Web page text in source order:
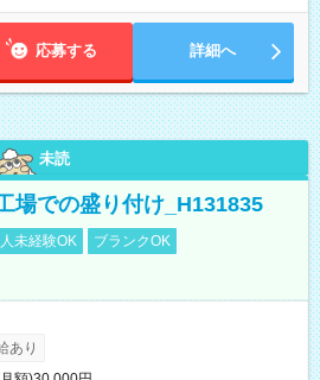
毎週同じ曜日での勤務となります）
応募する 詳細へ
未読
場での盛り付け_H131835
未経験OK
ブランクOK
あり